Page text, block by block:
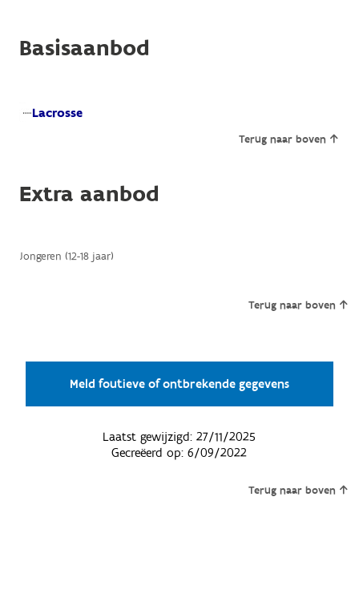
Basisaanbod
Lacrosse
Terug naar boven
Extra aanbod
Jongeren (12-18 jaar)
Terug naar boven
Meld foutieve of ontbrekende gegevens
Laatst gewijzigd:27/11/2025
Gecreëerd op:6/09/2022
Terug naar boven